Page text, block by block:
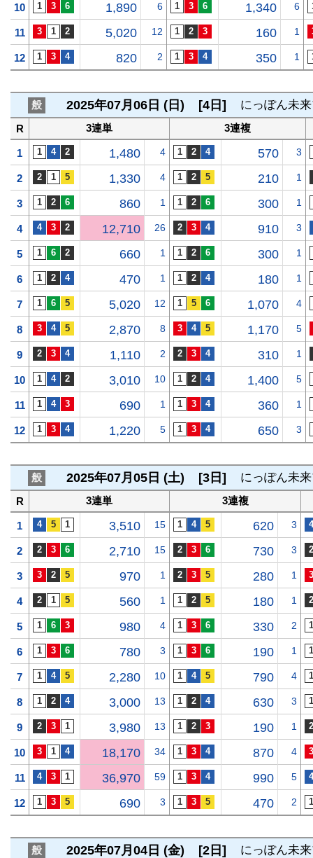
10 1,890 6 1,340 6
11 5,020 12 160 1
12 820 2 350 1
般 2025年07月06日 (日) [4日] にっぽん未
R 3連単 3連複
1 1,480 4 570 3
2 1,330 4 210 1
3 860 1 300 1
4 12,710 26 910 3
5 660 1 300 1
6 470 1 180 1
7 5,020 12 1,070 4
8 2,870 8 1,170 5
9 1,110 2 310 1
10 3,010 10 1,400 5
11 690 1 360 1
12 1,220 5 650 3
般 2025年07月05日 (土) [3日] にっぽん未
R 3連単 3連複
1 3,510 15 620 3
2 2,710 15 730 3
3 970 1 280 1
4 560 1 180 1
5 980 4 330 2
6 780 3 190 1
7 2,280 10 790 4
8 3,000 13 630 3
9 3,980 13 190 1
10 18,170 34 870 4
11 36,970 59 990 5
12 690 3 470 2
般 2025年07月04日 (金) [2日] にっぽん未